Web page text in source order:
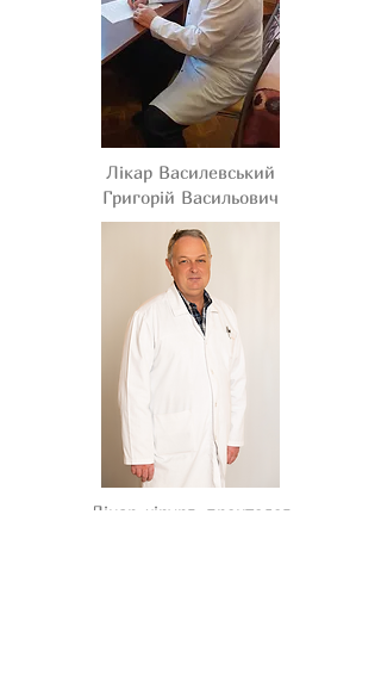
Лікар Василевський
Григорій Васильович
Лікар-хірург, проктолог